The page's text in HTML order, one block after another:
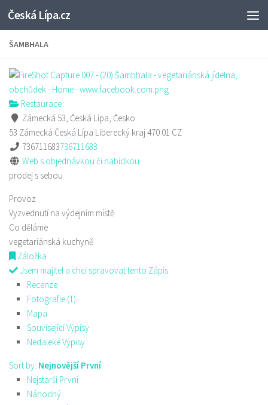
Skip to content
Česká Lípa.cz
ŠAMBHALA
Restaurace
Zámecká 53, Česká Lípa, Česko
53 Zámecká Česká Lípa Liberecký kraj470 01 CZ
736711683736711683
Web s objednávkou či nabídkou
prodej s sebou
Provoz
Vyzvednutí na výdejním místě
Co děláme
vegetariánská kuchyně
Záložka
Jsem majitel a chci spravovat tento Zápis
Recenze
Fotografie (1)
Mapa
Související Výpisy
Nedaleké Výpisy
Sort by: Nejnovější První
Nejstarší První
Náhodný